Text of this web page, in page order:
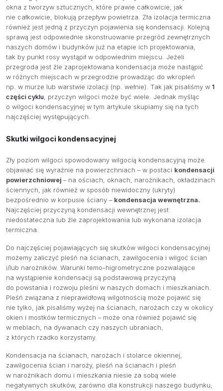
okna z tworzyw sztucznych, które prawie całkowicie, jak
nie całkowicie, blokują przepływ powietrza. Zła izolacja termiczna
również jest jedną z przyczyn pojawienia się kondensacji. Kolejną
sprawą jest odpowiednie skonstruowanie przegród zewnętrznych
naszych domów i budynków już na etapie ich projektowania,
tak by punkt rosy wystąpił w odpowiednim miejscu. Jeżeli
przegroda jest źle zaprojektowana kondensacja może nastąpić
w różnych miejscach w przegrodzie prowadząc do wkropleń
np. w murze lub warstwie izolacji (np. wełnie). Tak jak pisaliśmy w 1
części cyklu, przyczyn wilgoci może być wiele. Jednak myśląc
o wilgoci kondensacyjnej w tym artykule skupiamy się na tych
najczęściej występujących.
Skutki wilgoci kondensacyjnej
Zły poziom wilgoci spowodowany wilgocią kondensacyjną może
objawiać się wyraźnie na powierzchniach – w postaci kondensacji
powierzchniowej – na ościach, oknach, narożnikach, okładzinach
ściennych, jak również w sposób niewidoczny (ukryty)
bezpośrednio w korpusie ściany – kondensacja wewnętrzna.
Najczęściej przyczyną kondensacji wewnętrznej jest
niedostateczna lub źle zaprojektowania lub wykonana izolacja
termiczna.
Do najczęściej pojawiających się skutków wilgoci kondensacyjnej
możemy zaliczyć pleśń na ścianach, zawilgocenia i wilgoć ścian
i/lub narożników. Warunki temo-higrometryczne pozwalające
na wystąpienie kondensacji są podstawową przyczyną
do powstania i rozwoju pleśni w naszych domach i mieszkaniach.
Pleśń związana z nieprawidłową wilgotnością może pojawić się
nie tylko, jak pisaliśmy wyżej na ścianach, narożach czy w okolicy
okien i mostków termicznych – może ona również pojawić się
w meblach, na dywanach czy naszych ubraniach,
z których rzadko korzystamy.
Kondensacja na ścianach, narożach i stolarce okiennej,
zawilgocenia ścian i naroży, pleśń na ścianach i pleśń
w narożnikach domu i mieszkania niesie za sobą wiele
negatywnych skutków, zarówno dla konstrukcji naszego budynku,